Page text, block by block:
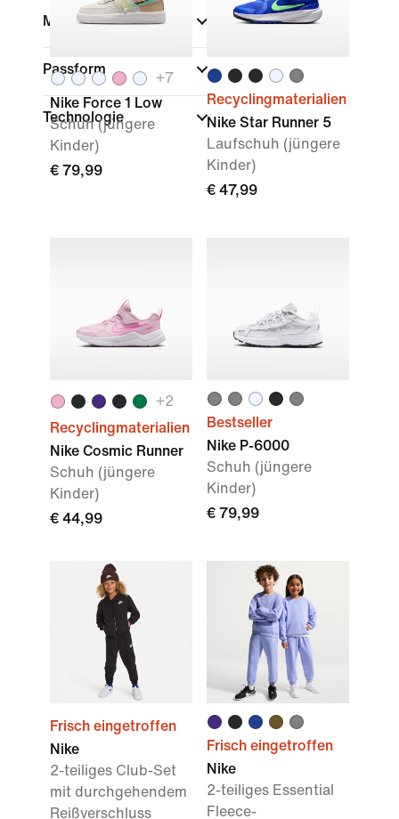
Marke
Passform
Technologie
+7
Nike Force 1 Low
Schuh (jüngere
Kinder)
€ 79,99
Recyclingmaterialien
Nike Star Runner 5
Laufschuh (jüngere
Kinder)
€ 47,99
+2
Recyclingmaterialien
Nike Cosmic Runner
Schuh (jüngere
Kinder)
€ 44,99
Bestseller
Nike P-6000
Schuh (jüngere
Kinder)
€ 79,99
Frisch eingetroffen
Nike
2-teiliges Club-Set
mit durchgehendem
Reißverschluss
Frisch eingetroffen
Nike
2-teiliges Essential
Fleece-